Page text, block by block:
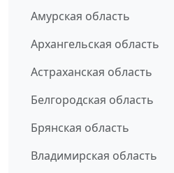
Амурская область
Архангельская область
Астраханская область
Белгородская область
Брянская область
Владимирская область